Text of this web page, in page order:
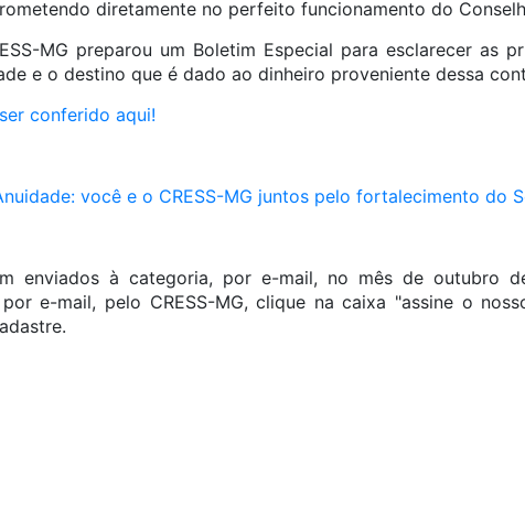
diretamente no perfeito funcionamento do
MG preparou um Boletim Especial para esclarecer as
e o destino que é dado ao dinheiro proveniente dessa
conferido aqui!
você e o CRESS-MG juntos pelo fortalecimento do
enviados à categoria, por e-mail, no mês de outubro
e-mail, pelo CRESS-MG, clique na caixa "assine o